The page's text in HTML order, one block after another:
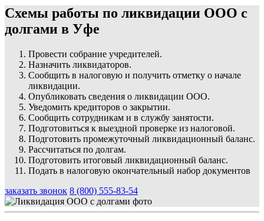
Схемы работы по ликвидации ООО с
долгами в Уфе
Провести собрание учредителей.
Назначить ликвидаторов.
Сообщить в налоговую и получить отметку о начале
ликвидации.
Опубликовать сведения о ликвидации ООО.
Уведомить кредиторов о закрытии.
Сообщить сотрудникам и в службу занятости.
Подготовиться к выездной проверке из налоговой.
Подготовить промежуточный ликвидационный баланс.
Рассчитаться по долгам.
Подготовить итоговый ликвидационный баланс.
Подать в налоговую окончательный набор документов
заказать звонок 8 (800) 555-83-54